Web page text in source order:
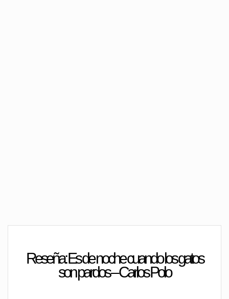
Reseña: Es de noche cuando los gatos
son pardos – Carlos Polo